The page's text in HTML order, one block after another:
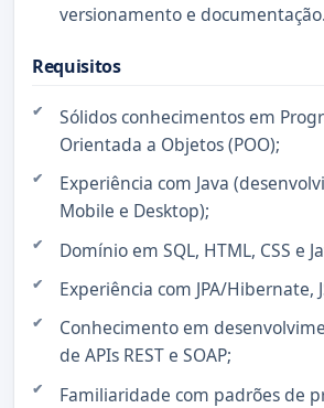
versionamento e documentação.
Requisitos
Sólidos conhecimentos em
Orientada a Objetos (POO);
Experiência com Java
Mobile e Desktop);
Domínio em SQL, HTML, CSS e
Experiência com JPA/Hibernate,
Conhecimento em
de APIs REST e SOAP;
Familiaridade com padrões de